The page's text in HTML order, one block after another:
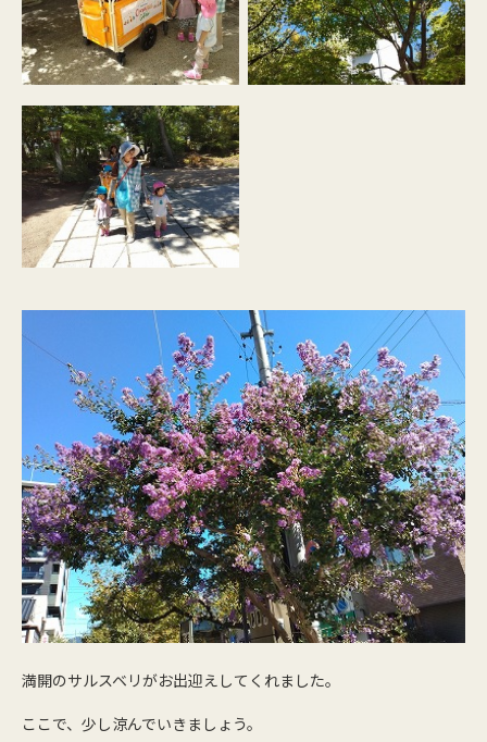
満開のサルスベリがお出迎えしてくれました。
ここで、少し涼んでいきましょう。